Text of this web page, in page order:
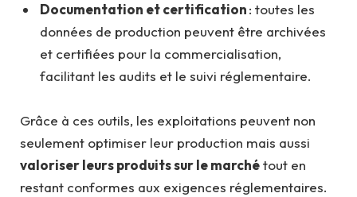
Documentation et certification: toutes les
données de production peuvent être archivées
et certifiées pour la commercialisation,
facilitant les audits et le suivi réglementaire.
Grâce à ces outils, les exploitations peuvent non
seulement optimiser leur production mais aussi
valoriser leurs produits sur le marchétout en
restant conformes aux exigences réglementaires.